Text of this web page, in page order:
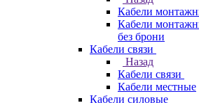
Кабели
Кабели
без брони
Кабели связи
Назад
Кабели связи
Кабели местные
Кабели силовые